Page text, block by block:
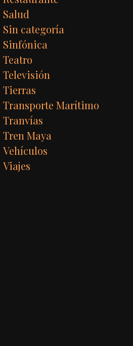
Salud
Sin categoría
Sinfónica
Teatro
Televisión
Tierras
Transporte Marítimo
Tranvías
Tren Maya
Vehículos
Viajes